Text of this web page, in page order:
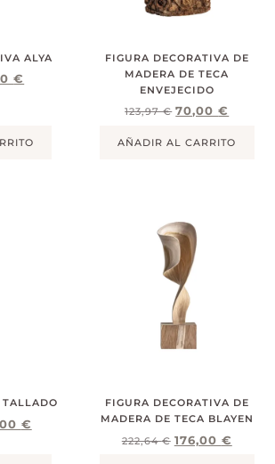
ALYA
€
FIGURA DECORATIVA DE
MADERA DE TECA
ENVEJECIDO
123,97€ 70,00€
AÑADIR AL CARRITO
€
FIGURA DECORATIVA DE
MADERA DE TECA BLAYEN
222,64€ 176,00 €